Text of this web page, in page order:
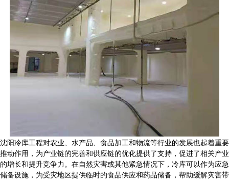
沈阳冷库工程对农业、水产品、食品加工和物流等行业的发展也起着重要
推动作用 ， 为产业链的完善和供应链的优化提供了支持，促进了相关产业
的增长和提升竞争力。在自然灾害或其他紧急情况下，冷库可以作为应急
储备设施，为受灾地区提供临时的食品供应和药品储备，帮助缓解灾害带